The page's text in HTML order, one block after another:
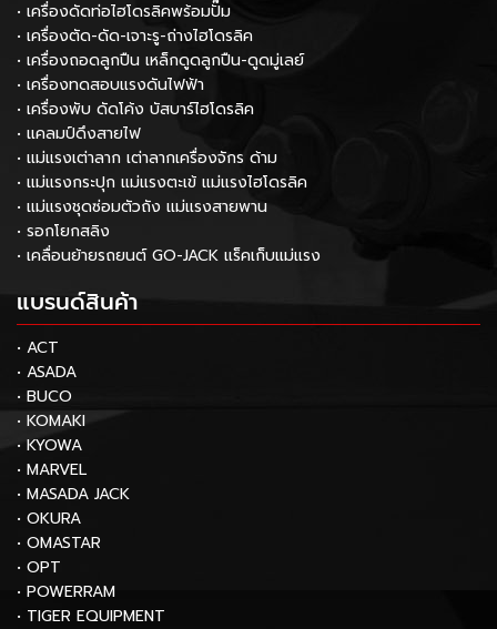
• เครื่องดัดท่อไฮโดรลิคพร้อมปั๊ม
• เครื่องตัด-ดัด-เจาะรู-ถ่างไฮโดรลิค
• เครื่องถอดลูกปืน เหล็กดูดลูกปืน-ดูดมู่เลย์
• เครื่องทดสอบแรงดันไฟฟ้า
• เครื่องพับ ดัดโค้ง บัสบาร์ไฮโดรลิค
• แคลมป์ดึงสายไฟ
• แม่แรงเต่าลาก เต่าลากเครื่องจักร ด้าม
• แม่แรงกระปุก แม่แรงตะเข้ แม่แรงไฮโดรลิค
• แม่แรงชุดซ่อมตัวถัง แม่แรงสายพาน
• รอกโยกสลิง
• เคลื่อนย้ายรถยนต์ GO-JACK แร็คเก็บแม่แรง
แบรนด์สินค้า
• ACT
• ASADA
• BUCO
• KOMAKI
• KYOWA
• MARVEL
• MASADA JACK
• OKURA
• OMASTAR
• OPT
• POWERRAM
• TIGER EQUIPMENT